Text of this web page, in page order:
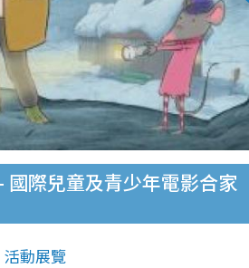
國際兒童及青少年電影合家
活動展覽